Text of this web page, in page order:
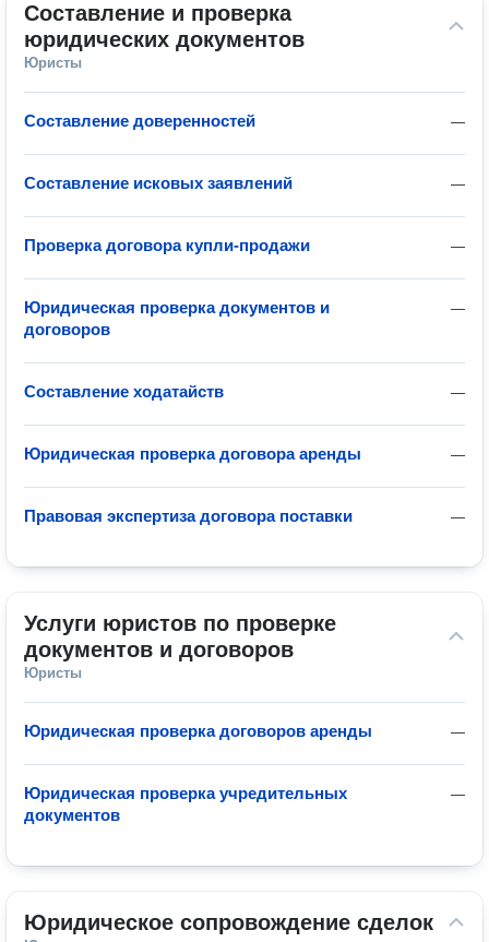
Составление и проверка
юридических документов
Юристы
—
Составление доверенностей
—
Составление исковых заявлений
—
Проверка договора купли-продажи
—
Юридическая проверка документов и
договоров
—
Составление ходатайств
—
Юридическая проверка договора аренды
—
Правовая экспертиза договора поставки
Услуги юристов по проверке
документов и договоров
Юристы
—
Юридическая проверка договоров аренды
—
Юридическая проверка учредительных
документов
Юридическое сопровождение сделок